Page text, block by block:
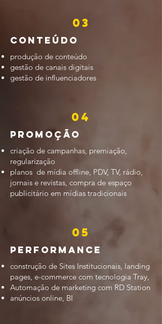
03
conteúdo
produção de conteúdo
gestão de canais digitais
gestão de influenciadores
04
Promoção
criação de campanhas, premiação,
regularização
planos de mídia offline, PDV, TV, rádio,
jornais e revistas, compra de espaço
publicitário em mídias tradicionais
05
performance
construção de Sites Institucionais, landing
pages, e-commerce com tecnologia Tray,
Automação de marketing com RD Station
anúncios online, BI